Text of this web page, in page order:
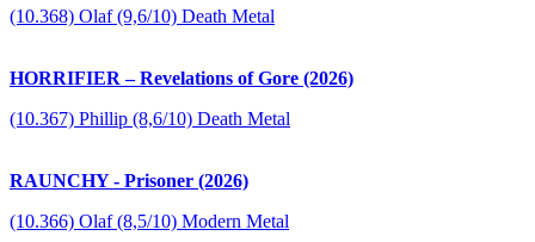
(10.368) Olaf (9,6/10) Death Metal
HORRIFIER – Revelations of Gore (2026)
(10.367) Phillip (8,6/10) Death Metal
RAUNCHY - Prisoner (2026)
(10.366) Olaf (8,5/10) Modern Metal